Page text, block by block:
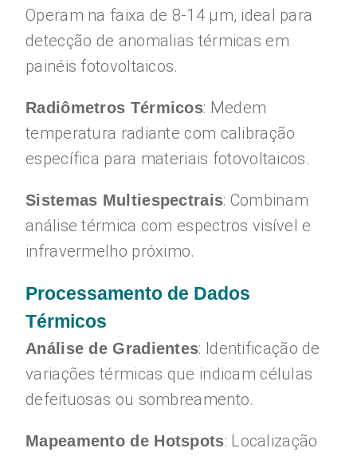
Operam na faixa de 8-14 μm, ideal para
detecção de anomalias térmicas em
painéis fotovoltaicos.
Radiômetros Térmicos: Medem
temperatura radiante com calibração
específica para materiais fotovoltaicos.
Sistemas Multiespectrais: Combinam
análise térmica com espectros visível e
infravermelho próximo.
Processamento de Dados
Térmicos
Análise de Gradientes: Identificação de
variações térmicas que indicam células
defeituosas ou sombreamento.
Mapeamento de Hotspots: Localização